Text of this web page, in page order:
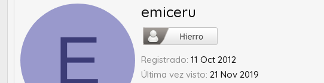
E
emiceru
Registrado 11 Oct 2012
Última vez visto 21 Nov 2019